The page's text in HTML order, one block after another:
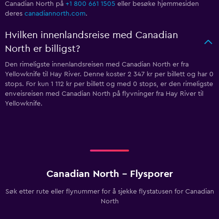
Canadian North på +1 800 661 1505 eller besøke hjemmesiden
deres canadiannorth.com.
Hvilken innenlandsreise med Canadian
North er billigst?
Den rimeligste innenlandsreisen med Canadian North er fra
Yellowknife til Hay River. Denne koster 2 347 kr per billett og har 0
stops. For kun 1 112 kr per billett og med 0 stops, er den rimeligste
enveisreisen med Canadian North på flyvninger fra Hay River til
Yellowknife.
Canadian North - Flysporer
Søk etter rute eller flynummer for å sjekke flystatusen for Canadian
North